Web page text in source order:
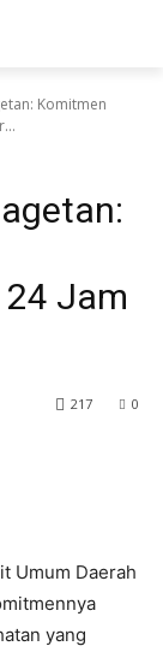
Komitmen
Jam
0
217
Umum Daerah
yang